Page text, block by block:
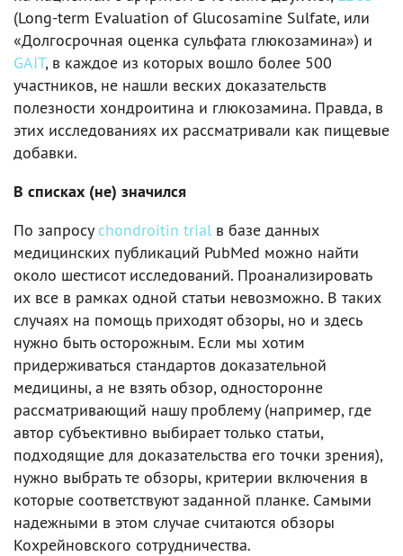
(Long-term Evaluation of Glucosamine Sulfate, или
«Долгосрочная оценка сульфата глюкозамина») и
GAIT, в каждое из которых вошло более 500
участников, не нашли веских доказательств
полезности хондроитина и глюкозамина. Правда, в
этих исследованиях их рассматривали как пищевые
добавки.
В списках (не) значился
По запросу chondroitin trial в базе данных
медицинских публикаций PubMed можно найти
около шестисот исследований. Проанализировать
их все в рамках одной статьи невозможно. В таких
случаях на помощь приходят обзоры, но и здесь
нужно быть осторожным. Если мы хотим
придерживаться стандартов доказательной
медицины, а не взять обзор, односторонне
рассматривающий нашу проблему (например, где
автор субъективно выбирает только статьи,
подходящие для доказательства его точки зрения),
нужно выбрать те обзоры, критерии включения в
которые соответствуют заданной планке. Самыми
надежными в этом случае считаются обзоры
Кохрейновского сотрудничества.